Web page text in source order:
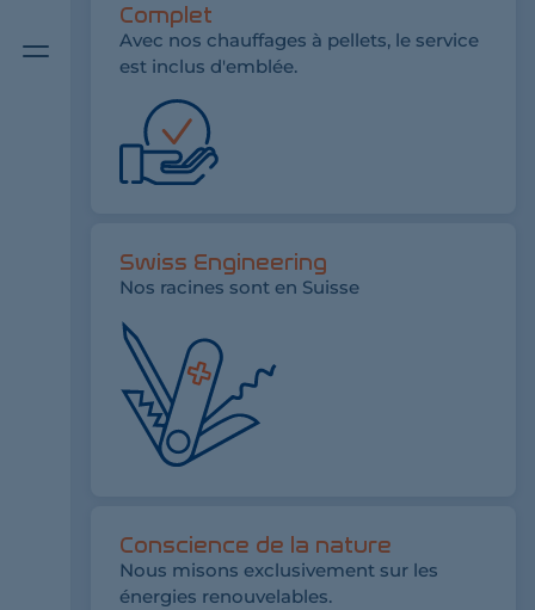
de
Complet
Avec nos chauffages à pellets, le service
est inclus d'emblée.
Swiss Engineering
Nos racines sont en Suisse
Conscience de la nature
Nous misons exclusivement sur les
énergies renouvelables.